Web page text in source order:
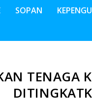
SOPAN
TENAGA